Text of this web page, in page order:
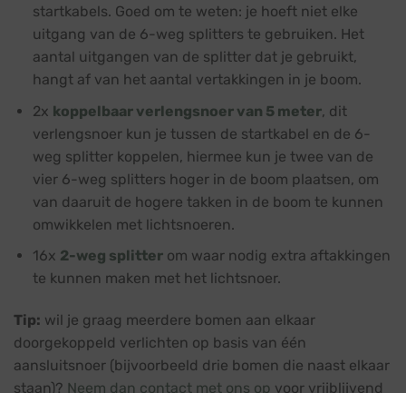
startkabels. Goed om te weten: je hoeft niet elke
uitgang van de 6-weg splitters te gebruiken. Het
aantal uitgangen van de splitter dat je gebruikt,
hangt af van het aantal vertakkingen in je boom.
2x koppelbaar verlengsnoer van 5 meter, dit
verlengsnoer kun je tussen de startkabel en de 6-
weg splitter koppelen, hiermee kun je twee van de
vier 6-weg splitters hoger in de boom plaatsen, om
van daaruit de hogere takken in de boom te kunnen
omwikkelen met lichtsnoeren.
16x 2-weg splitterom waar nodig extra aftakkingen
te kunnen maken met het lichtsnoer.
Tip: wil je graag meerdere bomen aan elkaar
doorgekoppeld verlichten op basis van één
aansluitsnoer (bijvoorbeeld drie bomen die naast elkaar
staan)? Neem dan contact met ons op voor vrijblijvend